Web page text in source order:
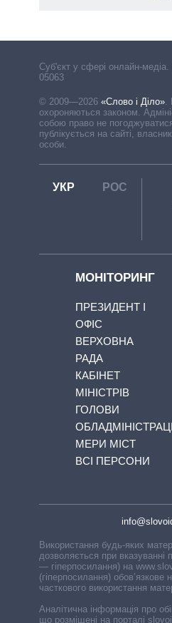
Cуб'єкт у сфері онлайн-медіа.
05063
© 2009—2026 «Слово і Діло».
охороняються законом.
собою право не
публікується на сайті,
особи.
УКР РОС
МОНІТОРИНГ
ПРЕЗИДЕНТ І
ОФІС
ВЕРХОВНА
РАДА
КАБІНЕТ
МІНІСТРІВ
ГОЛОВИ
МЕРИ МІСТ
ВСІ ПЕРСОНИ
Використання будь-яких
дозволяється при вказуванні
— гіперпосилання) на
(гіперпосилання)
часткового використання
Аналітична інформація про
що розміщені на порталі